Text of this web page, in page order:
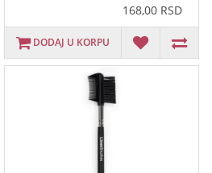
168,00 RSD
DODAJ U KORPU